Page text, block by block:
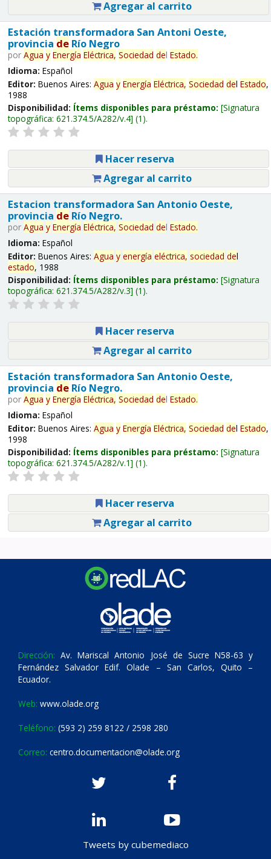
Agregar al carrito
Estación transformadora San Antoni Oeste,
provincia deRío Negro
por Agua y Energía Eléctrica, Sociedad del Estado.
Idioma: Español
Editor: Buenos Aires: Agua y Energía Eléctrica, Sociedad del Estado,
1988
Disponibilidad: Ítems disponibles para préstamo: Signatura
topográfica: 621.374.5/A282/v.4 (1).
Hacer reserva
Agregar al carrito
Estacion transformadora San Antonio Oeste,
provincia deRío Negro.
por Agua y Energía Eléctrica, Sociedad del Estado.
Idioma: Español
Editor: Buenos Aires: Agua y energía eléctrica, sociedad del
estado, 1988
Disponibilidad: Ítems disponibles para préstamo: Signatura
topográfica: 621.374.5/A282/v.3 (1).
Hacer reserva
Agregar al carrito
Estación transformadora San Antonio Oeste,
provincia deRío Negro.
por Agua y Energía Eléctrica, Sociedad del Estado.
Idioma: Español
Editor: Buenos Aires: Agua y Energía Eléctrica, Sociedad del Estado,
1998
Disponibilidad: Ítems disponibles para préstamo: Signatura
topográfica: 621.374.5/A282/v.1 (1).
Hacer reserva
Agregar al carrito
Dirección: Av. Mariscal Antonio José de Sucre N58-63 y
Fernández Salvador Edif. Olade – San Carlos, Quito –
Ecuador.
Web: www.olade.org
Teléfono: (593 2) 259 8122 / 2598 280
Correo: centro.documentacion@olade.org
Tweets by cubemediaco